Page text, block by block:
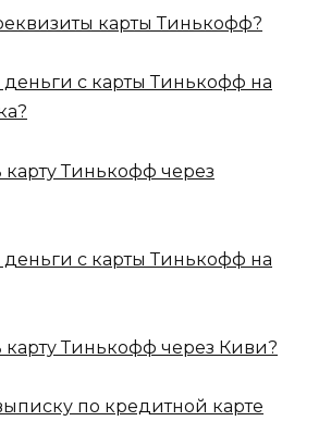
карты Тинькофф?
деньги с карты Тинькофф на
карту Тинькофф через
деньги с карты Тинькофф на
карту Тинькофф через Киви?
по кредитной карте